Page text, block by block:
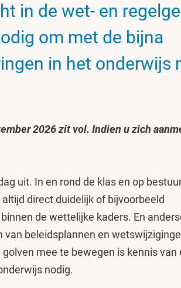
in de wet- en
om met de bijna
in het onderwijs
2026 zit vol. Indien u zich
uit. In en rond de klas en op
direct duidelijk of bijvoorbeeld
de wettelijke kaders. En
van beleidsplannen en
golven mee te bewegen is kennis van
nodig.